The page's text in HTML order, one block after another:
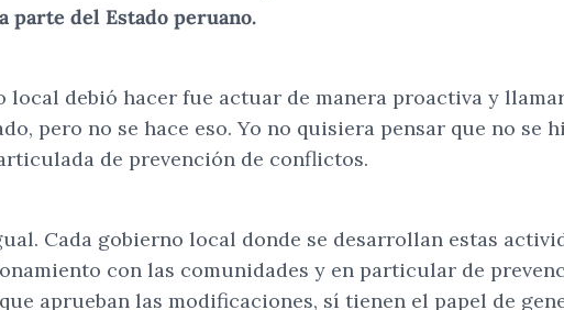
parte del Estado peruano.
local debió hacer fue actuar de manera proactiva y
pero no se hace eso. Yo no quisiera pensar que no
de prevención de conflictos.
Cada gobierno local donde se desarrollan estas
con las comunidades y en particular de
aprueban las modificaciones, sí tienen el papel de